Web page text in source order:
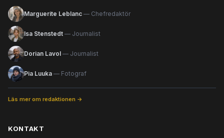
Marguerite Leblanc — Chefredaktör
Isa Stenstedt — Journalist
Dorian Lavol — Journalist
Pia Luuka — Fotograf
Läs mer om redaktionen →
KONTAKT